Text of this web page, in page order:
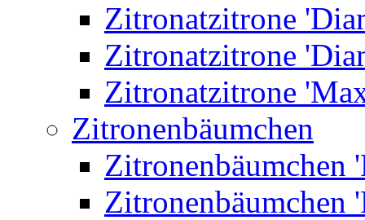
Zitronatzitrone
Zitronatzitrone
Zitronatzitrone
Zitronenbäumchen
Zitronenbäumchen
Zitronenbäumchen